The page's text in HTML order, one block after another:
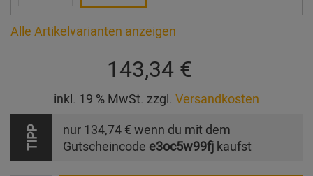
Alle Artikelvarianten anzeigen
143,34 €
inkl. 19 % MwSt. zzgl. Versandkosten
TIPP nur 134,74 € wenn du mit dem
Gutscheincode e3oc5w99fj kaufst